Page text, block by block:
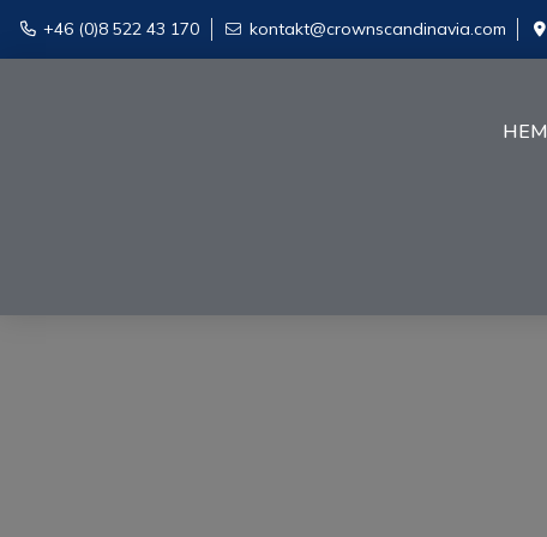
+46 (0)8 522 43 170 kontakt@crownscandinavia.com
HEM